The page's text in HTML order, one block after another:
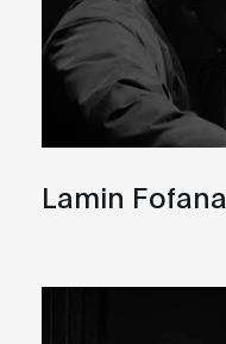
Lamin Fofana